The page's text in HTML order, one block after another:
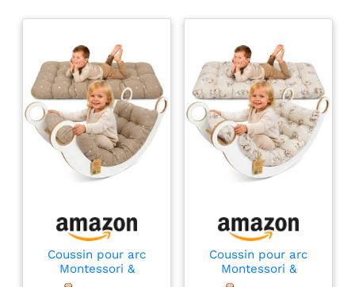
Coussin pour arc
Montessori &
bascule 60x120 cm -
Coussin pour arc
Montessori &
bascule 60x120 cm -